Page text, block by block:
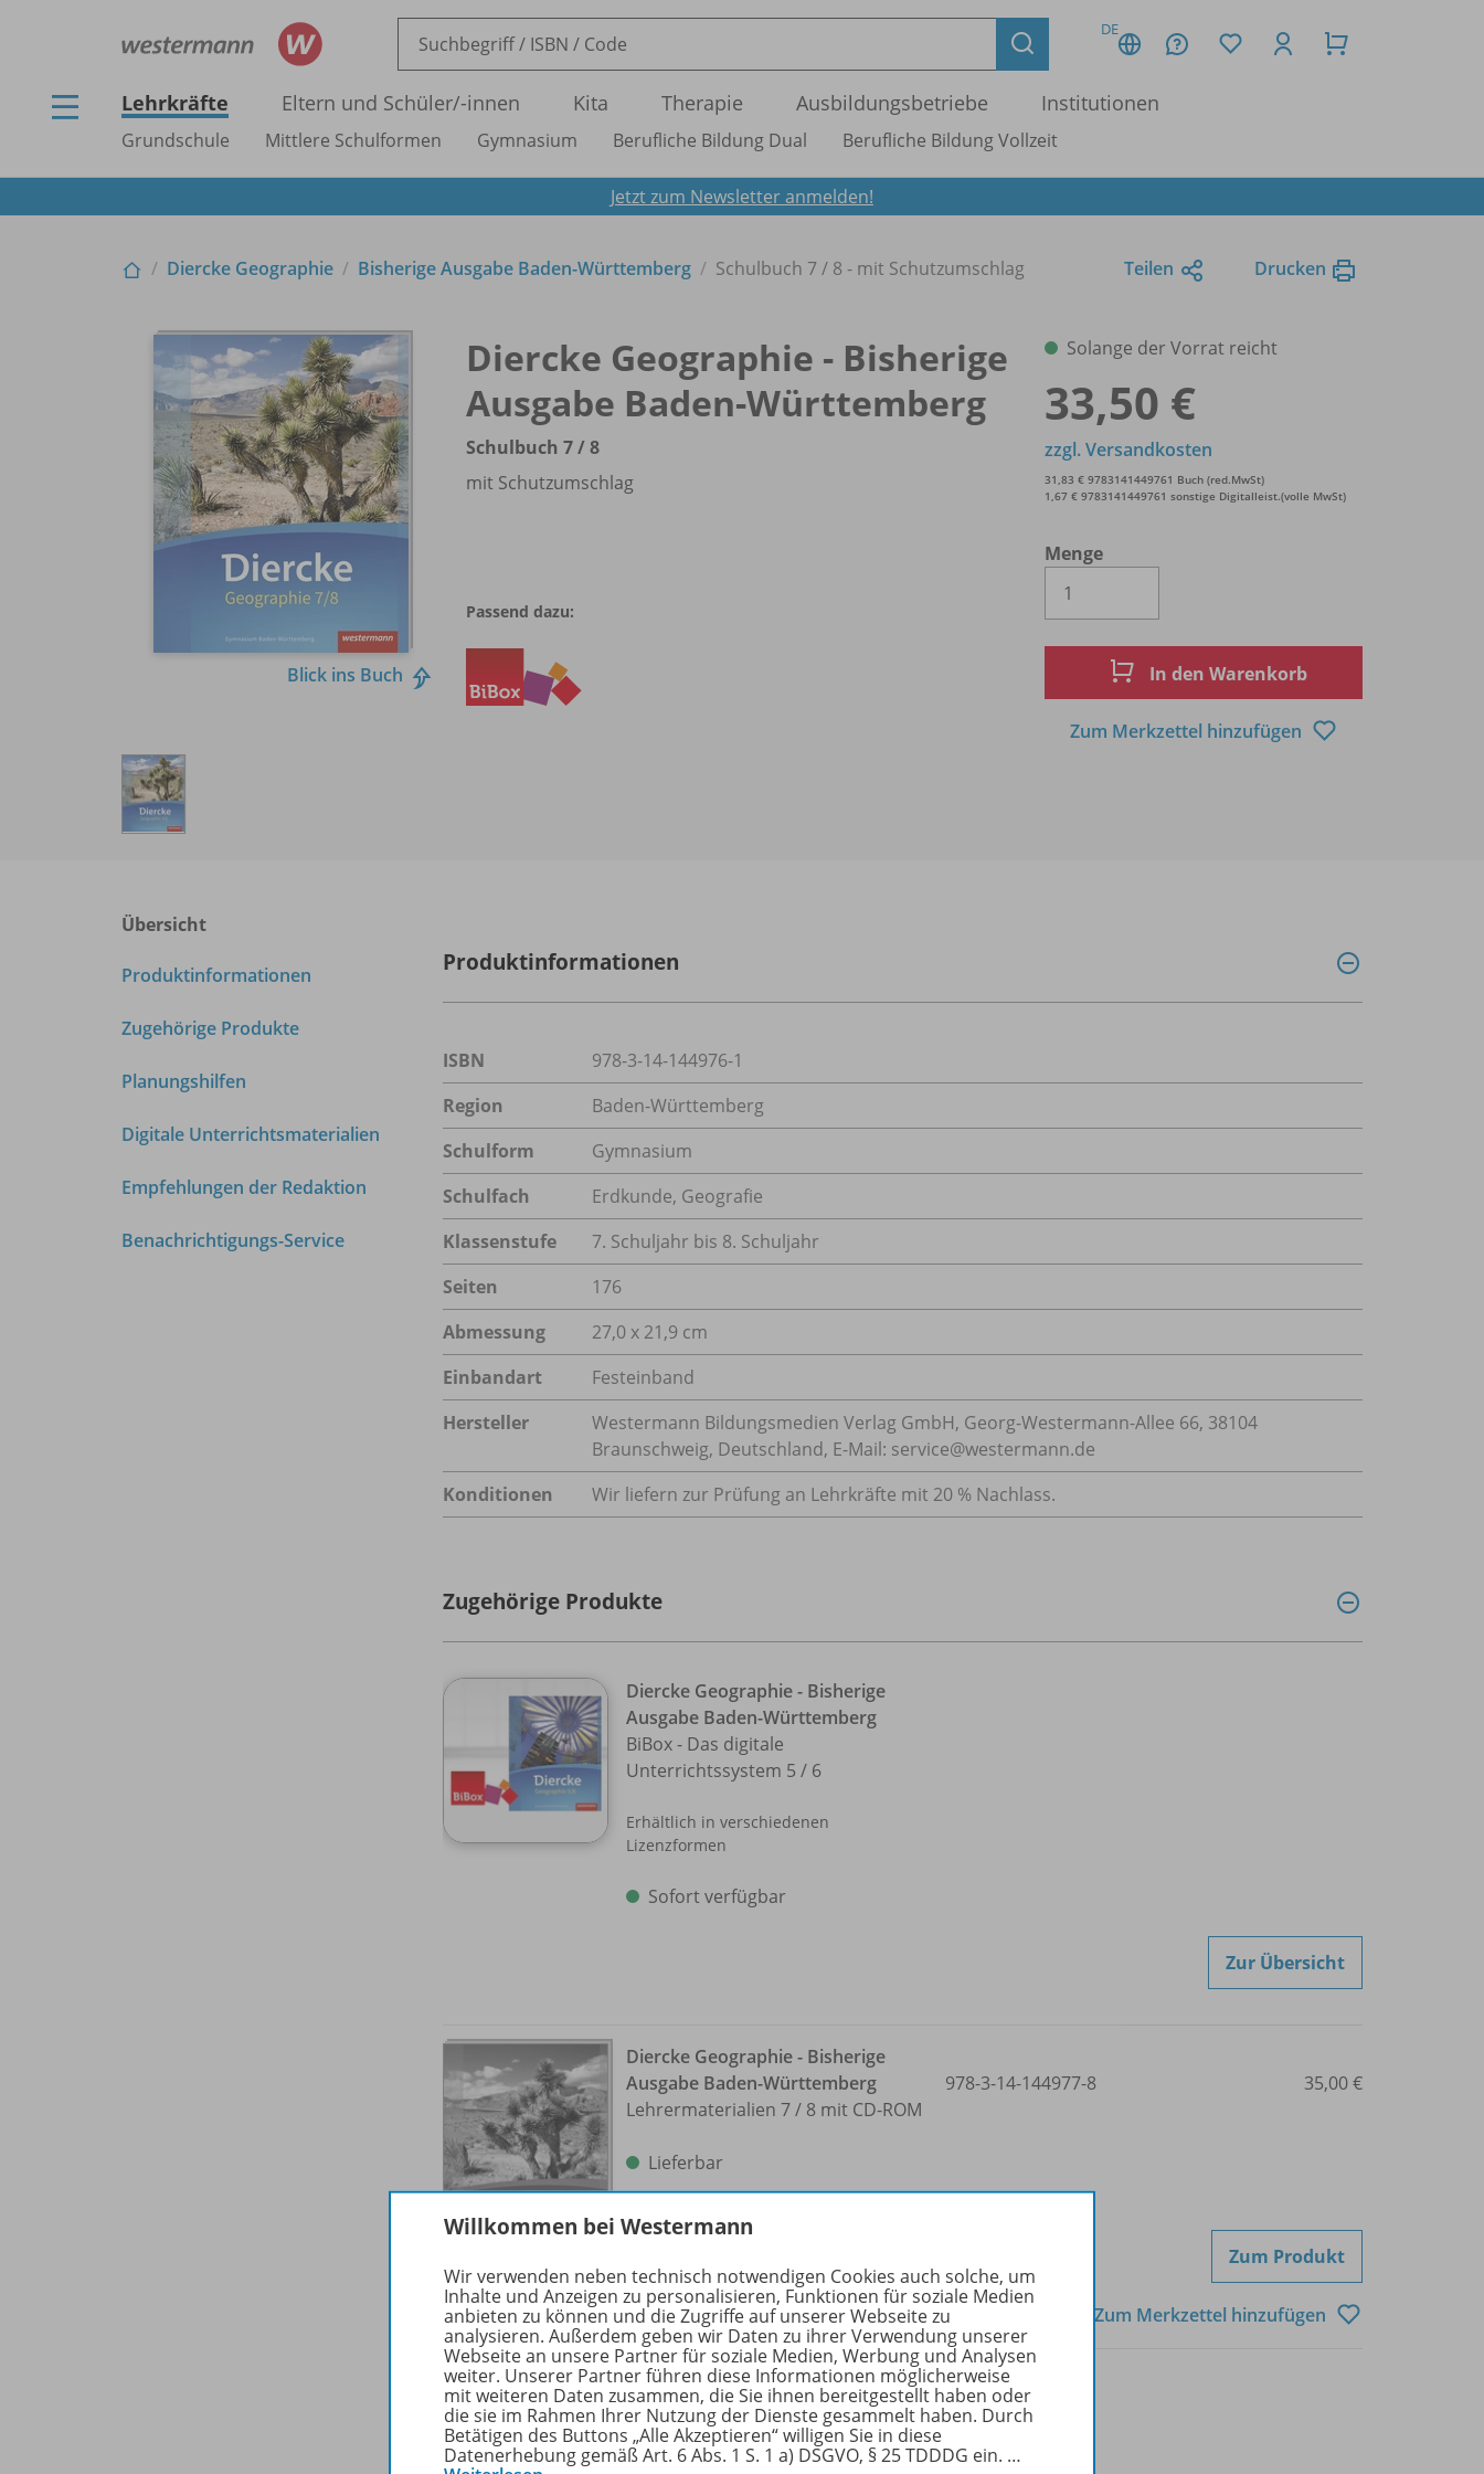
DE
Lehrkräfte Eltern und Schüler/-innen Kita Therapie Ausbildungsbetriebe Institutionen
Grundschule Mittlere Schulformen Gymnasium Berufliche Bildung Dual Berufliche Bildung Vollzeit
Jetzt zum Newsletter anmelden!
Diercke Geographie Bisherige Ausgabe Baden-Württemberg Schulbuch 7 / 8 - mit Schutzumschlag Teilen Drucken
Blick ins Buch
Diercke Geographie - Bisherige
Ausgabe Baden-Württemberg
Schulbuch 7 /8
mit Schutzumschlag
Passend dazu:
Solange der Vorrat reicht
33,50 €
Menge
zzgl. Versandkosten
31,83 € 9783141449761 Buch (red.MwSt)
1,67 € 9783141449761 sonstige Digitalleist.(volle MwSt)
In den Warenkorb
Zum Merkzettel hinzufügen
Übersicht
Produktinformationen
Zugehörige Produkte
Planungshilfen
Digitale Unterrichtsmaterialien
Empfehlungen der Redaktion
Benachrichtigungs-Service
Produktinformationen
ISBN
978-3-14-144976-1
Region
Baden-Württemberg
Schulform
Gymnasium
Schulfach
Erdkunde, Geografie
Klassenstufe
7. Schuljahr bis 8. Schuljahr
Seiten
176
Abmessung
27,0 x 21,9 cm
Einbandart
Festeinband
Hersteller
Westermann Bildungsmedien Verlag GmbH, Georg-Westermann-Allee 66, 38104
Braunschweig, Deutschland, E-Mail: service@westermann.de
Konditionen
Wir liefern zur Prüfung an Lehrkräfte mit 20 % Nachlass.
Zugehörige Produkte
Diercke Geographie - Bisherige
Ausgabe Baden-Württemberg
BiBox - Das digitale
Unterrichtssystem 5 / 6
Erhältlich in verschiedenen
Lizenzformen
Sofort verfügbar
Zur Übersicht
Diercke Geographie - Bisherige
Ausgabe Baden-Württemberg
Lehrermaterialien 7 / 8 mit CD-ROM
Lieferbar
Nur für ausgewählte Kundengruppen
978-3-14-144977-8 35,00 €
Zum Produkt
Zum Merkzettel hinzufügen
Diercke Geographie - Bisherige
Ausgabe Baden-Württemberg
BiBox - Das digitale
Unterrichtssystem 7 /8
Willkommen bei Westermann
Wir verwenden neben technisch notwendigen Cookies auch solche, um
Inhalte und Anzeigen zu personalisieren, Funktionen für soziale Medien
anbieten zu können und die Zugriffe auf unserer Webseite zu
analysieren. Außerdem geben wir Daten zu ihrer Verwendung unserer
Webseite an unsere Partner für soziale Medien, Werbung und Analysen
weiter. Unserer Partner führen diese Informationen möglicherweise
mit weiteren Daten zusammen, die Sie ihnen bereitgestellt haben oder
die sie im Rahmen Ihrer Nutzung der Dienste gesammelt haben. Durch
Betätigen des Buttons „Alle Akzeptieren“ willigen Sie in diese
Datenerhebung gemäß Art. 6 Abs. 1 S. 1 a) DSGVO, § 25 TDDDG ein. …